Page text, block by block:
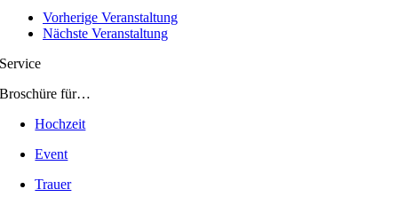
Vorherige Veranstaltung
Nächste Veranstaltung
Service
Broschüre für…
Hochzeit
Event
Trauer